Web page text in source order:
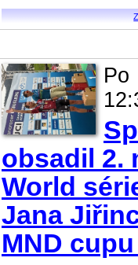
obsadil 2.
World
Jana
MND